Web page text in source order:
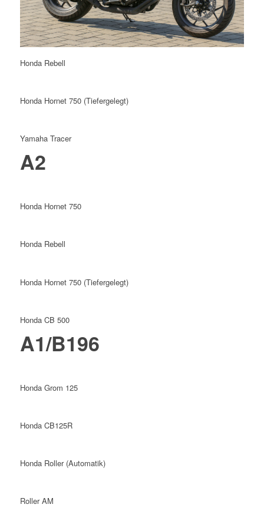
Honda Rebell
Honda Hornet 750 (Tiefergelegt)
Yamaha Tracer
A2
Honda Hornet 750
Honda Rebell
Honda Hornet 750 (Tiefergelegt)
Honda CB 500
A1/B196
Honda Grom 125
Honda CB125R
Honda Roller (Automatik)
Roller AM